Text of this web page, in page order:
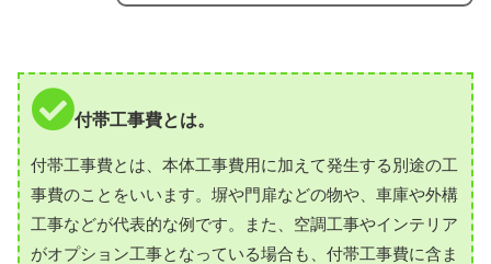
付帯工事費とは。
付帯工事費とは、本体工事費用に加えて発生する別途の工
事費のことをいいます。塀や門扉などの物や、車庫や外構
工事などが代表的な例です。また、空調工事やインテリア
がオプション工事となっている場合も、付帯工事費に含ま